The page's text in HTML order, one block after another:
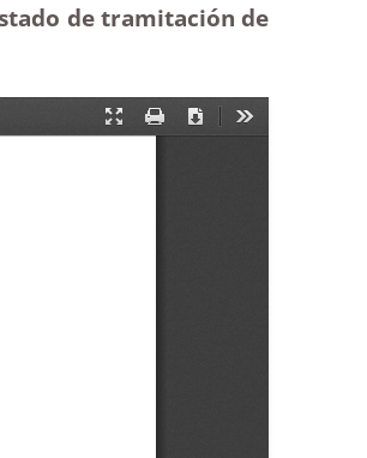
de tramitación de